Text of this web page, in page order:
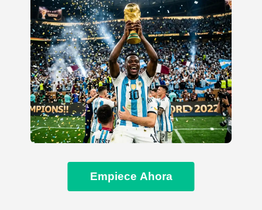
Empiece Ahora